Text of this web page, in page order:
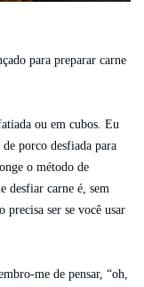
para preparar carne
ou em cubos. Eu
porco desfiada para
o método de
desfiar carne é, sem
precisa ser se você usar
me de pensar, “oh,